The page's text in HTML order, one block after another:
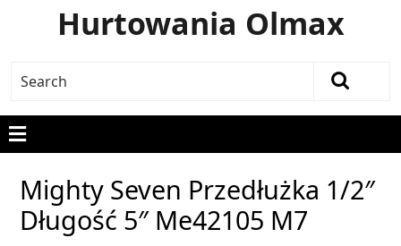
Hurtowania Olmax
Mighty Seven Przedłużka 1/2″
Długość 5″ Me42105 M7